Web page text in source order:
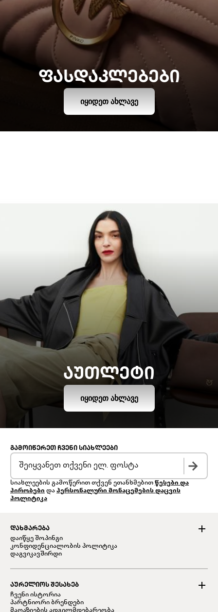
ᲤᲐᲡᲓᲐᲙᲚᲔᲑᲔᲑᲘ
ᲘᲧᲘᲓᲔᲗ ᲐᲮᲚᲐᲕᲔ
ᲐᲣᲗᲚᲔᲢᲘ
ᲘᲧᲘᲓᲔᲗ ᲐᲮᲚᲐᲕᲔ
ᲓᲐᲮᲛᲐᲠᲔᲑᲐ
დაიწყე შოპინგი
კონფიდენციალობის პოლიტიკა
დაგვიკავშირდი
ᲐᲣᲠᲔᲚᲘᲝᲡ ᲨᲔᲡᲐᲮᲔᲑ
ჩვენი ისტორია
პარტნიორი ბრენდები
მაღაზიების ადგილმდებარეობა
ᲒᲐᲛᲝᲘᲬᲔᲠᲔᲗ ᲩᲕᲔᲜᲘ ᲡᲘᲐᲮᲚᲔᲔᲑᲘ
სიახლეების გამოწერით თქვენ ეთანხმებით წესები და
პირობები და პერსონალური მონაცემების დაცვის
პოლიტიკა